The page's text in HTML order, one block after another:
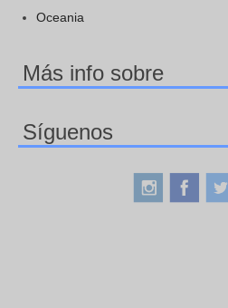
Oceania
Más info sobre
Síguenos